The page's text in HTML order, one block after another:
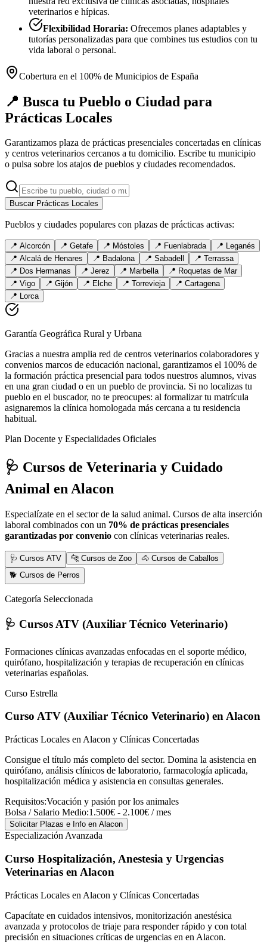
veterinarios e hípicas.
Flexibilidad Horaria: Ofrecemos planes adaptables y
tutorías personalizadas para que combines tus estudios con tu
vida laboral o personal.
Cobertura en el 100% de Municipios de España
📍 Busca tu Pueblo o Ciudad para
Prácticas Locales
Garantizamos plaza de prácticas presenciales concertadas en clínicas
y centros veterinarios cercanos a tu domicilio. Escribe tu municipio
o pulsa sobre los atajos de pueblos y ciudades recomendados.
Buscar Prácticas Locales
Pueblos y ciudades populares con plazas de prácticas activas:
📍 Alcorcón 📍 Getafe 📍 Móstoles 📍 Fuenlabrada 📍 Leganés
📍 Alcalá de Henares 📍 Badalona 📍 Sabadell 📍 Terrassa
📍 Dos Hermanas 📍 Jerez 📍 Marbella 📍 Roquetas de Mar
📍 Vigo 📍 Gijón 📍 Elche 📍 Torrevieja 📍 Cartagena
📍 Lorca
Garantía Geográfica Rural y Urbana
Gracias a nuestra amplia red de centros veterinarios colaboradores y
convenios marcos de educación nacional, garantizamos el 100% de
la formación práctica presencial para todos nuestros alumnos, vivas
en una gran ciudad o en un pueblo de provincia. Si no localizas tu
pueblo en el buscador, no te preocupes: al formalizar tu matrícula
asignaremos la clínica homologada más cercana a tu residencia
habitual.
Plan Docente y Especialidades Oficiales
🩺 Cursos de Veterinaria y Cuidado
Animal en Alacon
Especialízate en el sector de la salud animal. Cursos de alta inserción
laboral combinados con un 70% de prácticas presenciales
garantizadas por convenio con clínicas veterinarias reales.
🩺 Cursos ATV 🐆 Cursos de Zoo
🐴 Cursos de Caballos
🐕 Cursos de Perros
Categoría Seleccionada
🩺 Cursos ATV (Auxiliar Técnico Veterinario)
Formaciones clínicas avanzadas enfocadas en el soporte médico,
quirófano, hospitalización y terapias de recuperación en clínicas
veterinarias españolas.
Curso Estrella
Curso ATV (Auxiliar Técnico Veterinario) en Alacon
Prácticas Locales en Alacon y Clínicas Concertadas
Consigue el título más completo del sector. Domina la asistencia en
quirófano, análisis clínicos de laboratorio, farmacología aplicada,
hospitalización médica y asistencia en consultas generales.
Requisitos:Vocación y pasión por los animales
Bolsa / Salario Medio:1.500€ - 2.100€ / mes
Solicitar Plazas e Info en Alacon
Especialización Avanzada
Curso Hospitalización, Anestesia y Urgencias
Veterinarias en Alacon
Prácticas Locales en Alacon y Clínicas Concertadas
Capacítate en cuidados intensivos, monitorización anestésica
avanzada y protocolos de triaje para responder rápido y con total
precisión en situaciones críticas de urgencias en en Alacon.